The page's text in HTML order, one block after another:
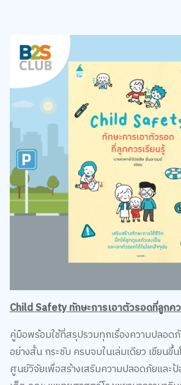
Child Safety ทักษะการเอาตัวรอดที่ลูกค
คู่มือพร้อมใช้ที่สรุปรวมทุกเรื่องความปลอด
อย่างสั้น กระชับ ครบจบในเล่มเดียว เขียนขึ้น
ศูนย์วิจัยเพื่อสร้างเสริมความปลอดภัยและ